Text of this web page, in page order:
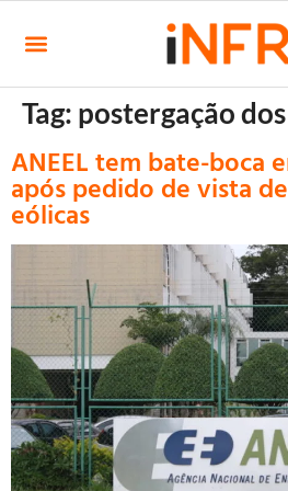
Tag: postergação dos
ANEEL tem bate-boca
após pedido de vista
eólicas